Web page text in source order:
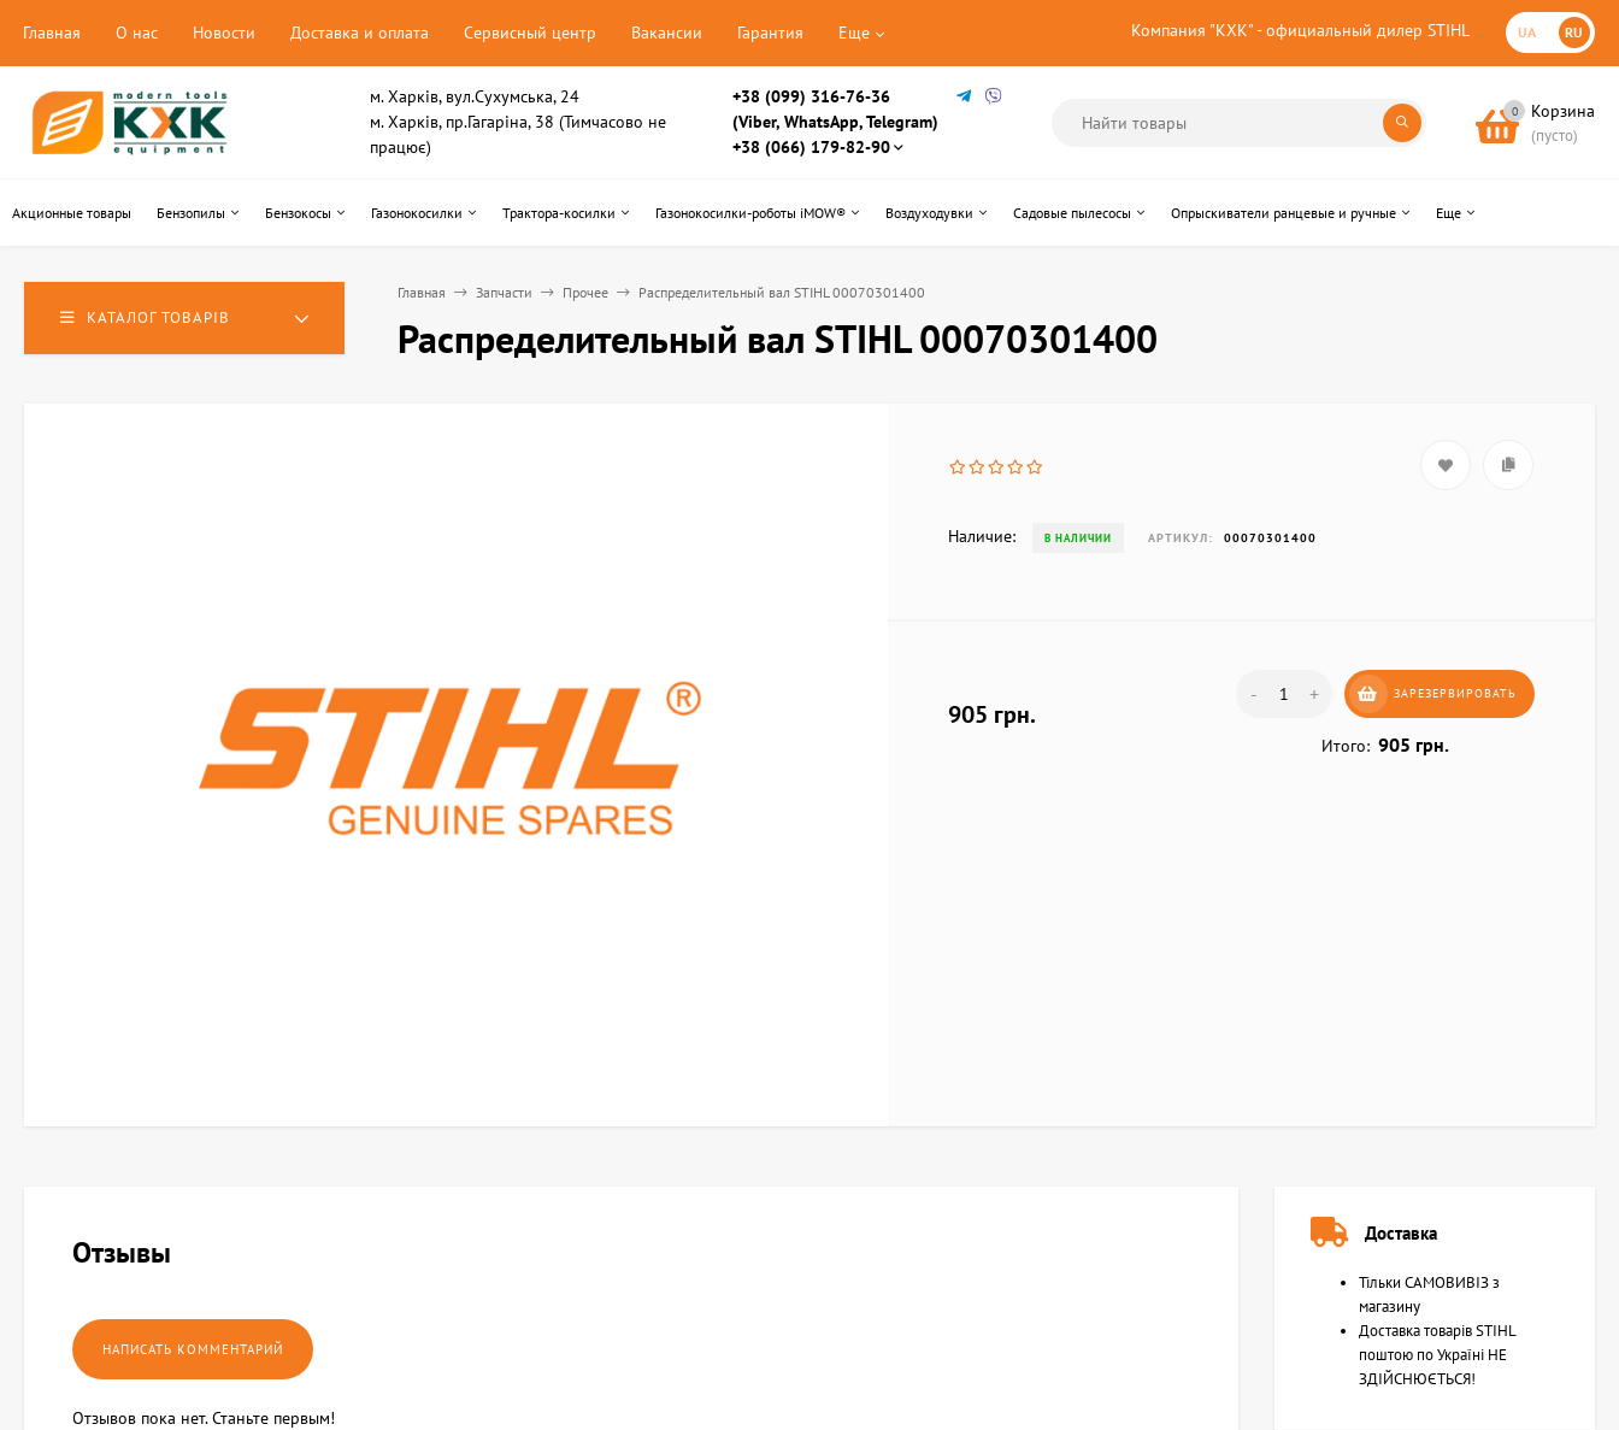
Компания "КХК" - официальный дилер STIHL UA RU
Главная О нас Новости Доставка и оплата Сервисный центр Вакансии Гарантия Еще
м. Харків, вул.Сухумська, 24
м. Харків, пр.Гагаріна, 38 (Тимчасово не
працює)
+38 (099) 316-76-36
(Viber, WhatsApp, Telegram)
+38 (066) 179-82-90
0 Корзина
(пусто)
Акционные товары Бензопилы Бензокосы Газонокосилки Трактора-косилки Газонокосилки-роботы iMOW® Воздуходувки Садовые пылесосы Опрыскиватели ранцевые и ручные Еще
КАТАЛОГ ТОВАРІВ
Главная Запчасти Прочее Распределительный вал STIHL 00070301400
Распределительный вал STIHL 00070301400
Наличие: В НАЛИЧИИ АРТИКУЛ: 00070301400
905 грн.
- + ЗАРЕЗЕРВИРОВАТЬ
Итого: 905 грн.
Отзывы
Отзывов пока нет. Станьте первым!
Доставка
Тільки САМОВИВІЗ з
магазину
Доставка товарів STIHL
поштою по Україні НЕ
ЗДІЙСНЮЄТЬСЯ!